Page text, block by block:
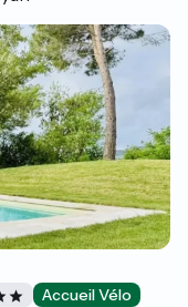
Accueil Vélo